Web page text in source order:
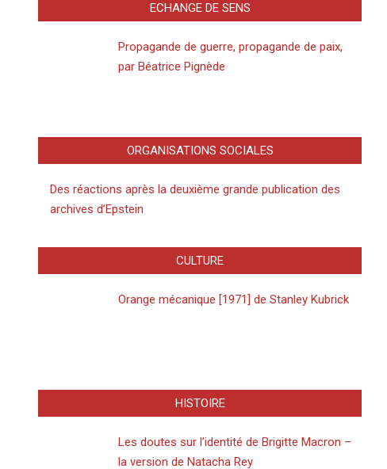
ECHANGE DE SENS
Propagande de guerre, propagande de paix,
par Béatrice Pignède
ORGANISATIONS SOCIALES
Des réactions après la deuxième grande publication des
archives d’Epstein
CULTURE
Orange mécanique [1971] de Stanley Kubrick
HISTOIRE
Les doutes sur l’identité de Brigitte Macron –
la version de Natacha Rey